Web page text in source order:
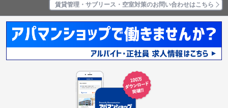
賃貸管理・サブリース・空室対策のお問い合わせはこちら